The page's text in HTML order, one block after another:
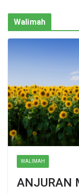
Walimah
WALIMAH
ANJURAN